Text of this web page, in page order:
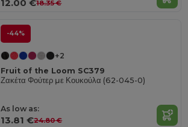
12.00 €18.35 €
-44%
+2
Fruit of the Loom SC379
Ζακέτα Φούτερ με Κουκούλα (62-045-0)
As low as:
13.81 €24.80 €